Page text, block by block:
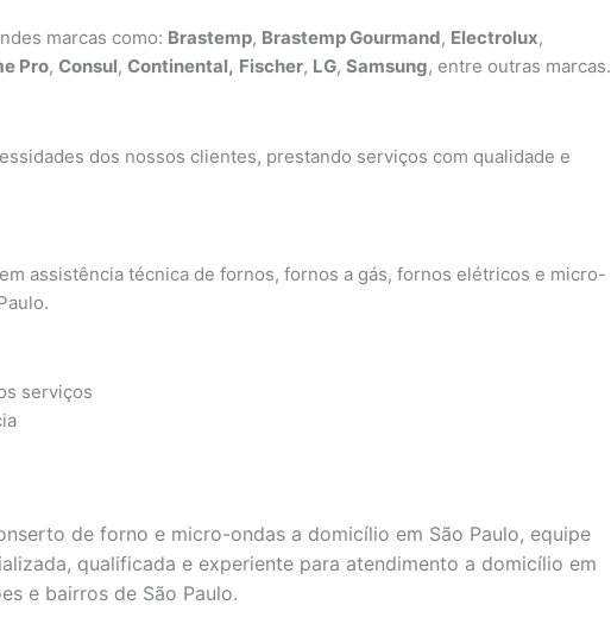
marcas como: Brastemp, Brastemp Gourmand, Electrolux,
Pro,Consul,Continental, Fischer, LG,Samsung, entre outras marcas.
dos nossos clientes, prestando serviços com qualidade e
assistência técnica de fornos, fornos a gás, fornos elétricos e micro-
serviços
de forno e micro-ondas a domicílio em São Paulo, equipe
qualificada e experiente para atendimento a domicílio em
e bairros de São Paulo.